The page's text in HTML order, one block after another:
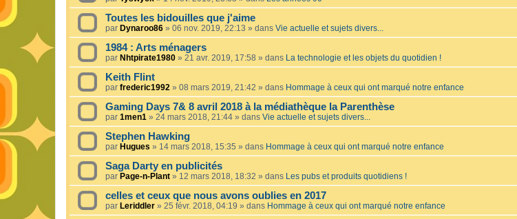
Toutes les bidouilles que j'aime
par Dynaroo86 » 06 nov. 2019, 22:13 » dans Vie actuelle et sujets divers...
1984 : Arts ménagers
par Nhtpirate1980 » 21 avr. 2019, 17:58 » dans La technologie et les objets du quotidien !
Keith Flint
par frederic1992 » 08 mars 2019, 21:42 » dans Hommage à ceux qui ont marqué notre enfance
Gaming Days 7& 8 avril 2018 à la médiathèque la Parenthèse
par 1men1 » 24 mars 2018, 21:44 » dans Vie actuelle et sujets divers...
Stephen Hawking
par Hugues » 14 mars 2018, 15:35 » dans Hommage à ceux qui ont marqué notre enfance
Saga Darty en publicités
par Page-n-Plant » 12 mars 2018, 18:32 » dans Les pubs et produits quotidiens !
celles et ceux que nous avons oublies en 2017
par Leriddler » 25 févr. 2018, 04:19 » dans Hommage à ceux qui ont marqué notre enfance